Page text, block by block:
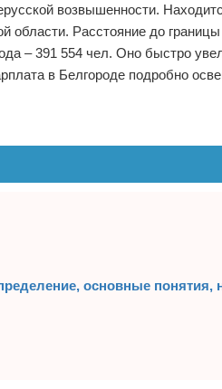
возвышенности.
области. Расстояние до границы
– 391 554 чел. Оно быстро
в Белгороде подробно
основные понятия,